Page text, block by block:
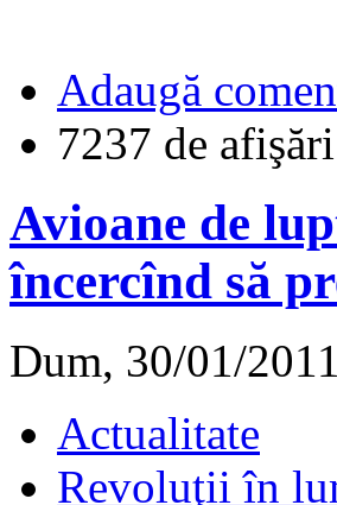
Adaugă
7237 de afişări
Avioane de
încercînd să
Dum, 30/01/
Actualitate
Revoluţii în